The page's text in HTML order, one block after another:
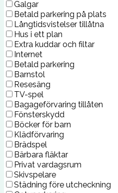
Galgar
Betald parkering på plats
Långtidsvistelser tillåtna
Hus i ett plan
Extra kuddar och filtar
Internet
Betald parkering
Barnstol
Resesäng
TV-spel
Bagageförvaring tillåten
Fönsterskydd
Böcker för barn
Klädförvaring
Brädspel
Bärbara fläktar
Privat vardagsrum
Skivspelare
Städning före utcheckning